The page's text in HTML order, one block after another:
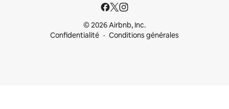
© 2026 Airbnb, Inc.
Confidentialité
Conditions générales